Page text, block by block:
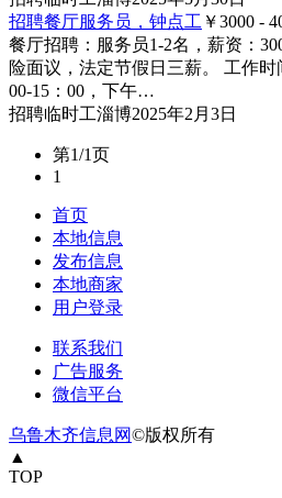
招聘餐厅服务员，钟点工 ￥3000 -
餐厅招聘：服务员1-2名，薪资：
险面议，法定节假日三薪。 工作时
00-15：00，下午…
招聘临时工淄博2025年2月3日
第1/1页
1
首页
本地信息
发布信息
本地商家
用户登录
联系我们
广告服务
微信平台
乌鲁木齐信息网©版权所有
▲
TOP